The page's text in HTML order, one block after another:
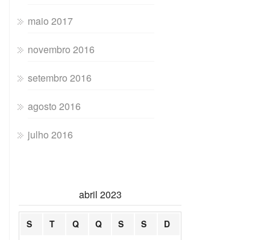
maio 2017
novembro 2016
setembro 2016
agosto 2016
julho 2016
abril 2023
S T Q Q S S D